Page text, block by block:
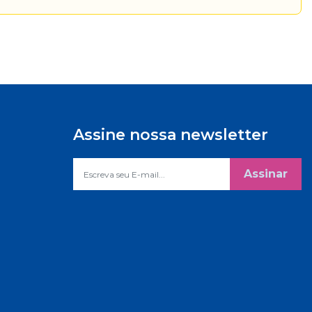
Assine nossa newsletter
Assinar